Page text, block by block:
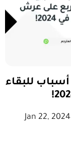
التسويق عبر البريد الإلكتروني: 9 أسباب للبقاء